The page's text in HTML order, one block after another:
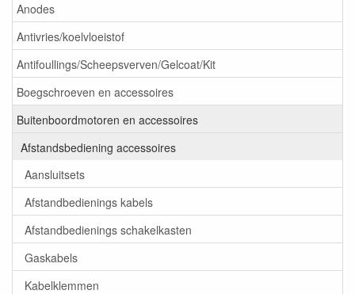
Anodes
Antivries/koelvloeistof
Antifoullings/Scheepsverven/Gelcoat/Kit
Boegschroeven en accessoires
Buitenboordmotoren en accessoires
Afstandsbediening accessoires
Aansluitsets
Afstandbedienings kabels
Afstandbedienings schakelkasten
Gaskabels
Kabelklemmen